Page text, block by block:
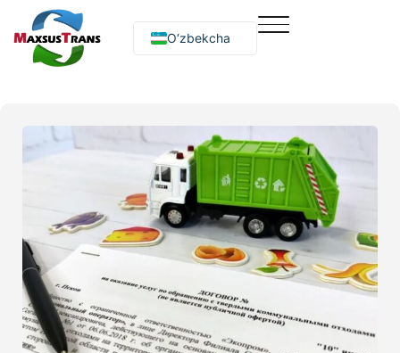
O‘zbekcha
Русский